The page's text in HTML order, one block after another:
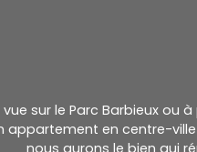
sur le Parc Barbieux ou
appartement en centre-
nous aurons le bien qui